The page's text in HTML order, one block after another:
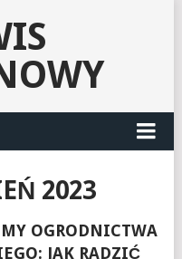
2023
OGRODNICTWA
JAK RADZIĆ